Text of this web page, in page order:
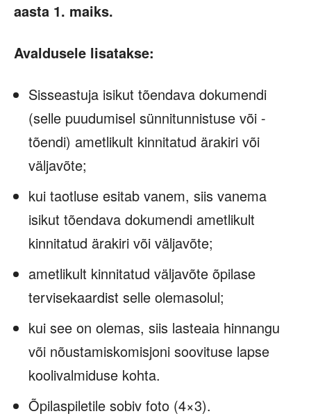
aasta 1. maiks.
Avaldusele lisatakse:
Sisseastuja isikut tõendava dokumendi
(selle puudumisel sünnitunnistuse või -
tõendi) ametlikult kinnitatud ärakiri või
väljavõte;
kui taotluse esitab vanem, siis vanema
isikut tõendava dokumendi ametlikult
kinnitatud ärakiri või väljavõte;
ametlikult kinnitatud väljavõte õpilase
tervisekaardist selle olemasolul;
kui see on olemas, siis lasteaia hinnangu
või nõustamiskomisjoni soovituse lapse
koolivalmiduse kohta.
Õpilaspiletile sobiv foto (4×3).